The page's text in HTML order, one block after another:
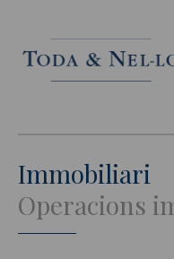
Cat
Immobiliari
Operacions